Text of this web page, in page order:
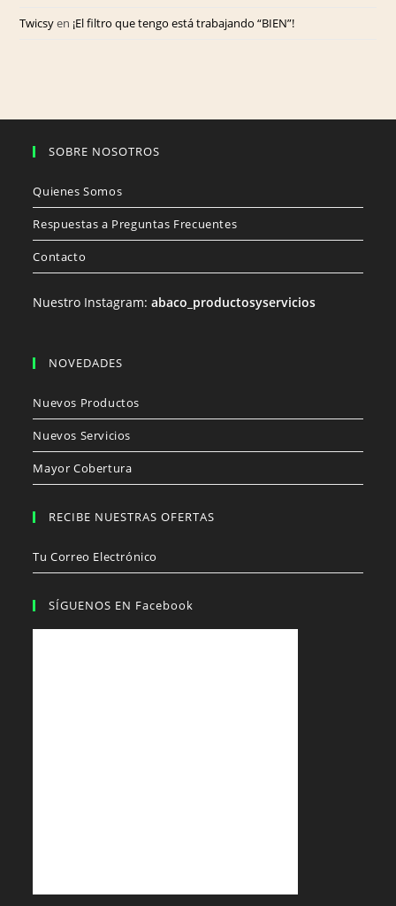
Twicsyen ¡El filtro que tengo está trabajando “BIEN”!
SOBRE NOSOTROS
Quienes Somos
Respuestas a Preguntas Frecuentes
Contacto
Nuestro Instagram:abaco_productosyservicios
NOVEDADES
Nuevos Productos
Nuevos Servicios
Mayor Cobertura
RECIBE NUESTRAS OFERTAS
Tu Correo Electrónico
SÍGUENOS EN Facebook